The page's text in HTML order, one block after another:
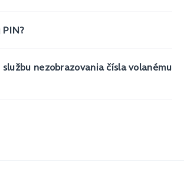
nezobrazovania čísla volanému